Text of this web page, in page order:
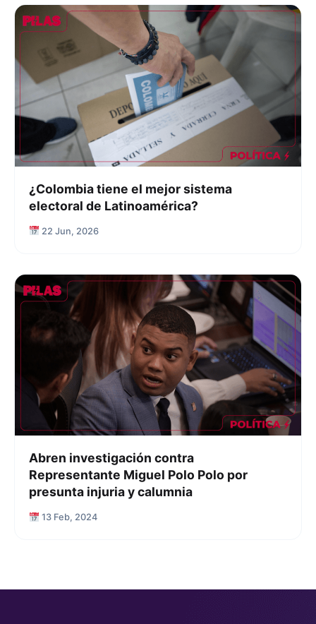
¿Colombia tiene el mejor sistema
electoral de Latinoamérica?
22 Jun, 2026
Abren investigación contra
Representante Miguel Polo Polo por
presunta injuria y calumnia
13 Feb, 2024